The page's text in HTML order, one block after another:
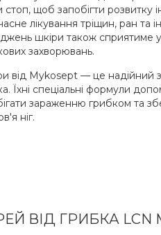
стоп, щоб запобігти розвитку
лікування тріщин, ран та
шкіри також сприятиме
захворювань.
від Mykosept — це надійний
Їхні спеціальні формули
зараженню грибком та
ніг.
ВІД ГРИБКА LCN